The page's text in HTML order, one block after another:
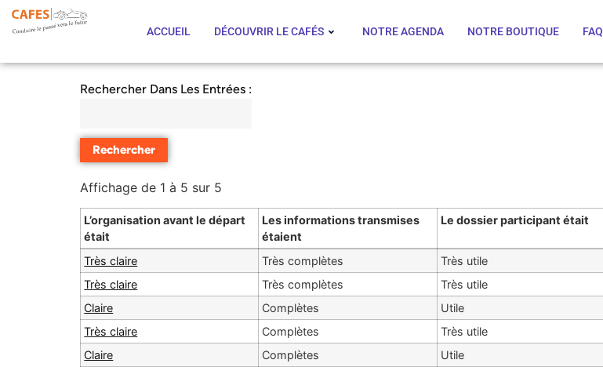
ACCUEIL DÉCOUVRIR LE CAFÉS NOTRE AGENDA NOTRE BOUTIQUE FAQ
Rechercher Dans Les Entrées :
Affichage de 1 à 5 sur 5
L’organisation avant le départ
était
Les informations transmises
étaient
Le dossier participant était
Très claire Très complètes Très utile
Très claire
Très complètes Très utile
Claire
Complètes Utile
Très claire
Complètes Très utile
Claire
Complètes Utile